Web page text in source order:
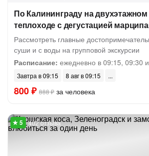
По Калининграду на двухэтажном
теплоходе с дегустацией
Рассмотреть главные
суши и с воды на групповой экскурсии
Расписание: ежедневно в 09:15, 09:30
Завтра в 09:15 8 авг в 09:15
800 ₽ 888 ₽ за человека
402 отзыва